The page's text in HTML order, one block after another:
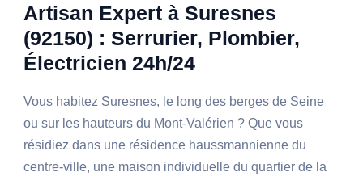
Artisan Expert à Suresnes
(92150) : Serrurier, Plombier,
Électricien 24h/24
Vous habitez Suresnes, le long des berges de Seine
ou sur les hauteurs du Mont-Valérien ? Que vous
résidiez dans une résidence haussmannienne du
centre-ville, une maison individuelle du quartier de la